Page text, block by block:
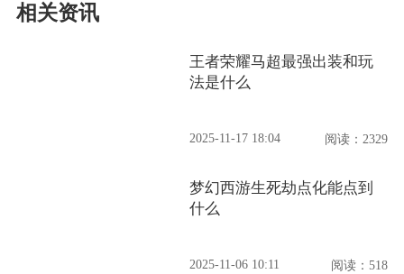
相关资讯
王者荣耀马超最强出装和玩
法是什么
2025-11-17 18:04 阅读：2329
梦幻西游生死劫点化能点到
什么
2025-11-06 10:11 阅读：518